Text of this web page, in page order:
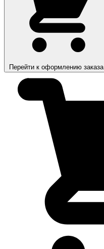
Перейти к оформлению заказа